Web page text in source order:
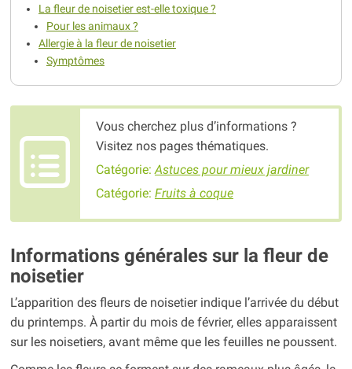
La fleur de noisetier est-elle toxique ?
Pour les animaux ?
Allergie à la fleur de noisetier
Symptômes
Vous cherchez plus d’informations ?
Visitez nos pages thématiques.
Catégorie: Astuces pour mieux jardiner
Catégorie: Fruits à coque
Informations générales sur la fleur de
noisetier
L’apparition des fleurs de noisetier indique l’arrivée du début
du printemps. À partir du mois de février, elles apparaissent
sur les noisetiers, avant même que les feuilles ne poussent.